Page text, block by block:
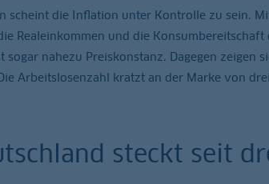
scheint die Inflation unter Kontrolle zu sein.
Realeinkommen und die
sogar nahezu Preiskonstanz. Dagegen zeigen
Arbeitslosenzahl kratzt an der Marke von
steckt seit